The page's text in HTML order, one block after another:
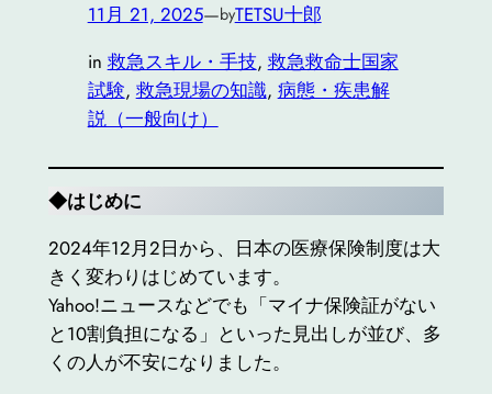
11月 21, 2025—byTETSU十郎
in 救急スキル・手技, 救急救命士国家
試験, 救急現場の知識, 病態・疾患解
説（一般向け）
◆はじめに
2024年12月2日から、日本の医療保険制度は大
きく変わりはじめています。
Yahoo!ニュースなどでも「マイナ保険証がない
と10割負担になる」といった見出しが並び、多
くの人が不安になりました。